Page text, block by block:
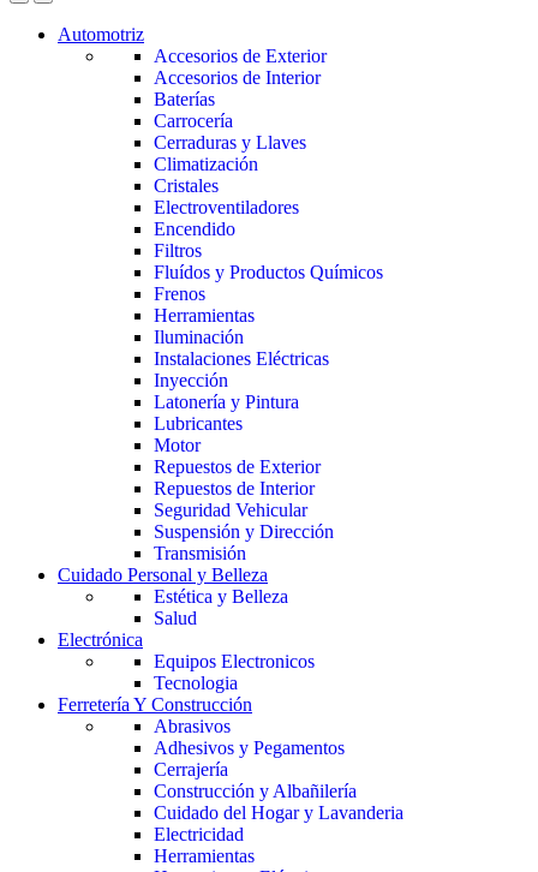
Automotriz
Accesorios de Exterior
Accesorios de Interior
Baterías
Carrocería
Cerraduras y Llaves
Climatización
Cristales
Electroventiladores
Encendido
Filtros
Fluídos y Productos Químicos
Frenos
Herramientas
Iluminación
Instalaciones Eléctricas
Inyección
Latonería y Pintura
Lubricantes
Motor
Repuestos de Exterior
Repuestos de Interior
Seguridad Vehicular
Suspensión y Dirección
Transmisión
Cuidado Personal y Belleza
Estética y Belleza
Salud
Electrónica
Equipos Electronicos
Tecnologia
Ferretería Y Construcción
Abrasivos
Adhesivos y Pegamentos
Cerrajería
Construcción y Albañilería
Cuidado del Hogar y Lavanderia
Electricidad
Herramientas